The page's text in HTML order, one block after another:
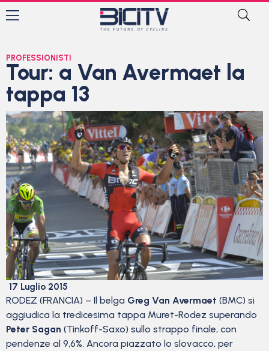
PROFESSIONISTI
Tour: a Van Avermaet la
tappa 13
17 Luglio 2015
RODEZ (FRANCIA) – Il belga Greg Van Avermaet (BMC) si
aggiudica la tredicesima tappa Muret-Rodez superando
Peter Sagan (Tinkoff-Saxo) sullo strappo finale, con
pendenze al 9,6%. Ancora piazzato lo slovacco, per